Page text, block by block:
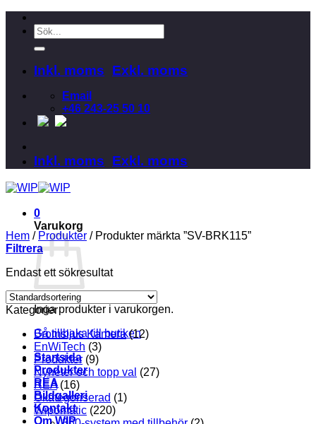
Skip
content
Sök
efter:
Inkl. moms Exkl. moms
Email
+46 243-25 50 10
Inkl. moms Exkl. moms
0
Varukorg
Inga produkter i varukorgen.
Gå tillbaka till butiken
Startsida
Produkter
REA
Bildgalleri
Kontakt
Om WIP
Hem / Produkter /Produkter märkta ”SV-BRK115”
Filtrera
Endast ett sökresultat
Kategorier
Bromsljus Kamera (12)
EnWiTech (3)
Produkter (9)
Nyheter och topp val (27)
REA (16)
Okategoriserad (1)
Wipomatic (220)